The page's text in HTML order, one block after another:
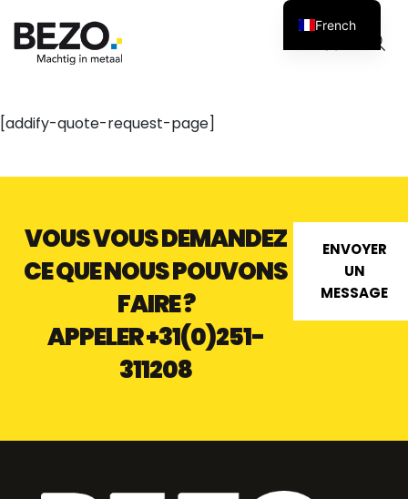
Panier
0
[addify-quote-request-page]
VOUS VOUS DEMANDEZ
CE QUE NOUS POUVONS
FAIRE ?
APPELER+31(0)251-
311208
ENVOYER
UN
MESSAGE
French